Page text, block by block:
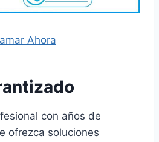
Ahora
con años de
ofrezca soluciones